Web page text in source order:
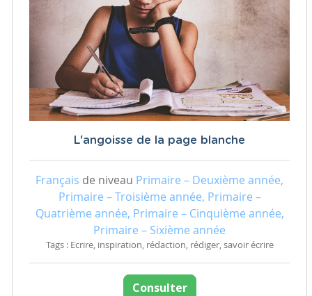
L'angoisse de la page blanche
Français de niveau Primaire – Deuxième année,
Primaire – Troisième année, Primaire –
Quatrième année, Primaire – Cinquième année,
Primaire – Sixième année
Tags : Ecrire, inspiration, rédaction, rédiger, savoir écrire
Consulter